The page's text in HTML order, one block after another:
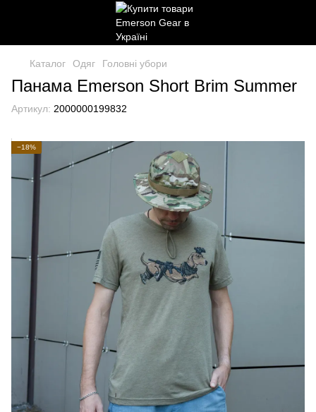
Каталог Одяг Головні убори
Панама Emerson Short Brim Summer
Артикул: 2000000199832
−18%